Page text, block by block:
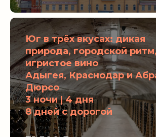
Юг в трёх вкусах: дикая
природа, городской ритм,
игристое вино
Адыгея, Краснодар и
Дюрсо
3 ночи | 4 дня
8 дней с дорогой